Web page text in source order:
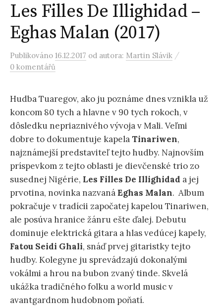
Les Filles De Illighidad –
Eghas Malan (2017)
Publikováno 16.12.2017 od autora: Martin Slávik /
0 komentářů
Hudba Tuaregov, ako ju poznáme dnes vznikla už
koncom 80 tych a hlavne v 90 tych rokoch, v
dôsledku nepriaznivého vývoja v Mali. Veľmi
dobre to dokumentuje kapelaTinariwen,
najznámejší predstaviteľ tejto hudby. Najnovším
príspevkom z tejto oblasti je dievčenské trio zo
susednej Nigérie, Les Filles De Illighidad a jej
prvotina, novinka nazvanáEghas Malan. Album
pokračuje v tradícii započatej kapelou Tinariwen,
ale posúva hranice žánru ešte ďalej. Debutu
dominuje elektrická gitara a hlas vedúcej kapely,
Fatou Seidi Ghali, snáď prvej gitaristky tejto
hudby. Kolegyne ju sprevádzajú dokonalými
vokálmi a hrou na bubon zvaný tinde. Skvelá
ukážka tradičného folku a world music v
avantgardnom hudobnom poňatí.